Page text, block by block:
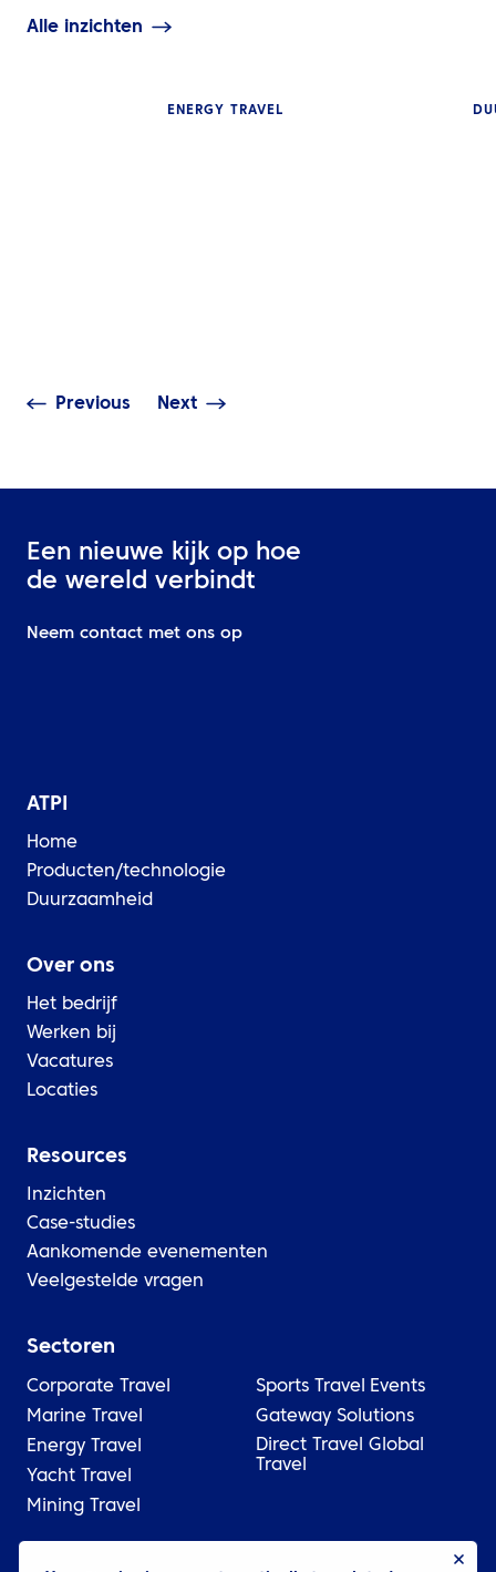
Alle inzichten
ENERGY TRAVEL
Previous Next
Een nieuwe kijk op hoe
de wereld verbindt
Neem contact met ons op
ATPI
Home
Producten/technologie
Duurzaamheid
Over ons
Het bedrijf
Werken bij
Vacatures
Locaties
Resources
Inzichten
Case-studies
Aankomende evenementen
Veelgestelde vragen
Sectoren
Corporate Travel
Marine Travel
Energy Travel
Yacht Travel
Mining Travel
Sports Travel
Events
Gateway Solutions
Direct Travel Global
Travel